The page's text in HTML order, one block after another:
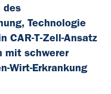
des
Technologie
CAR-T-Zell-Ansatz
mit schwerer
Wirt-Erkrankung